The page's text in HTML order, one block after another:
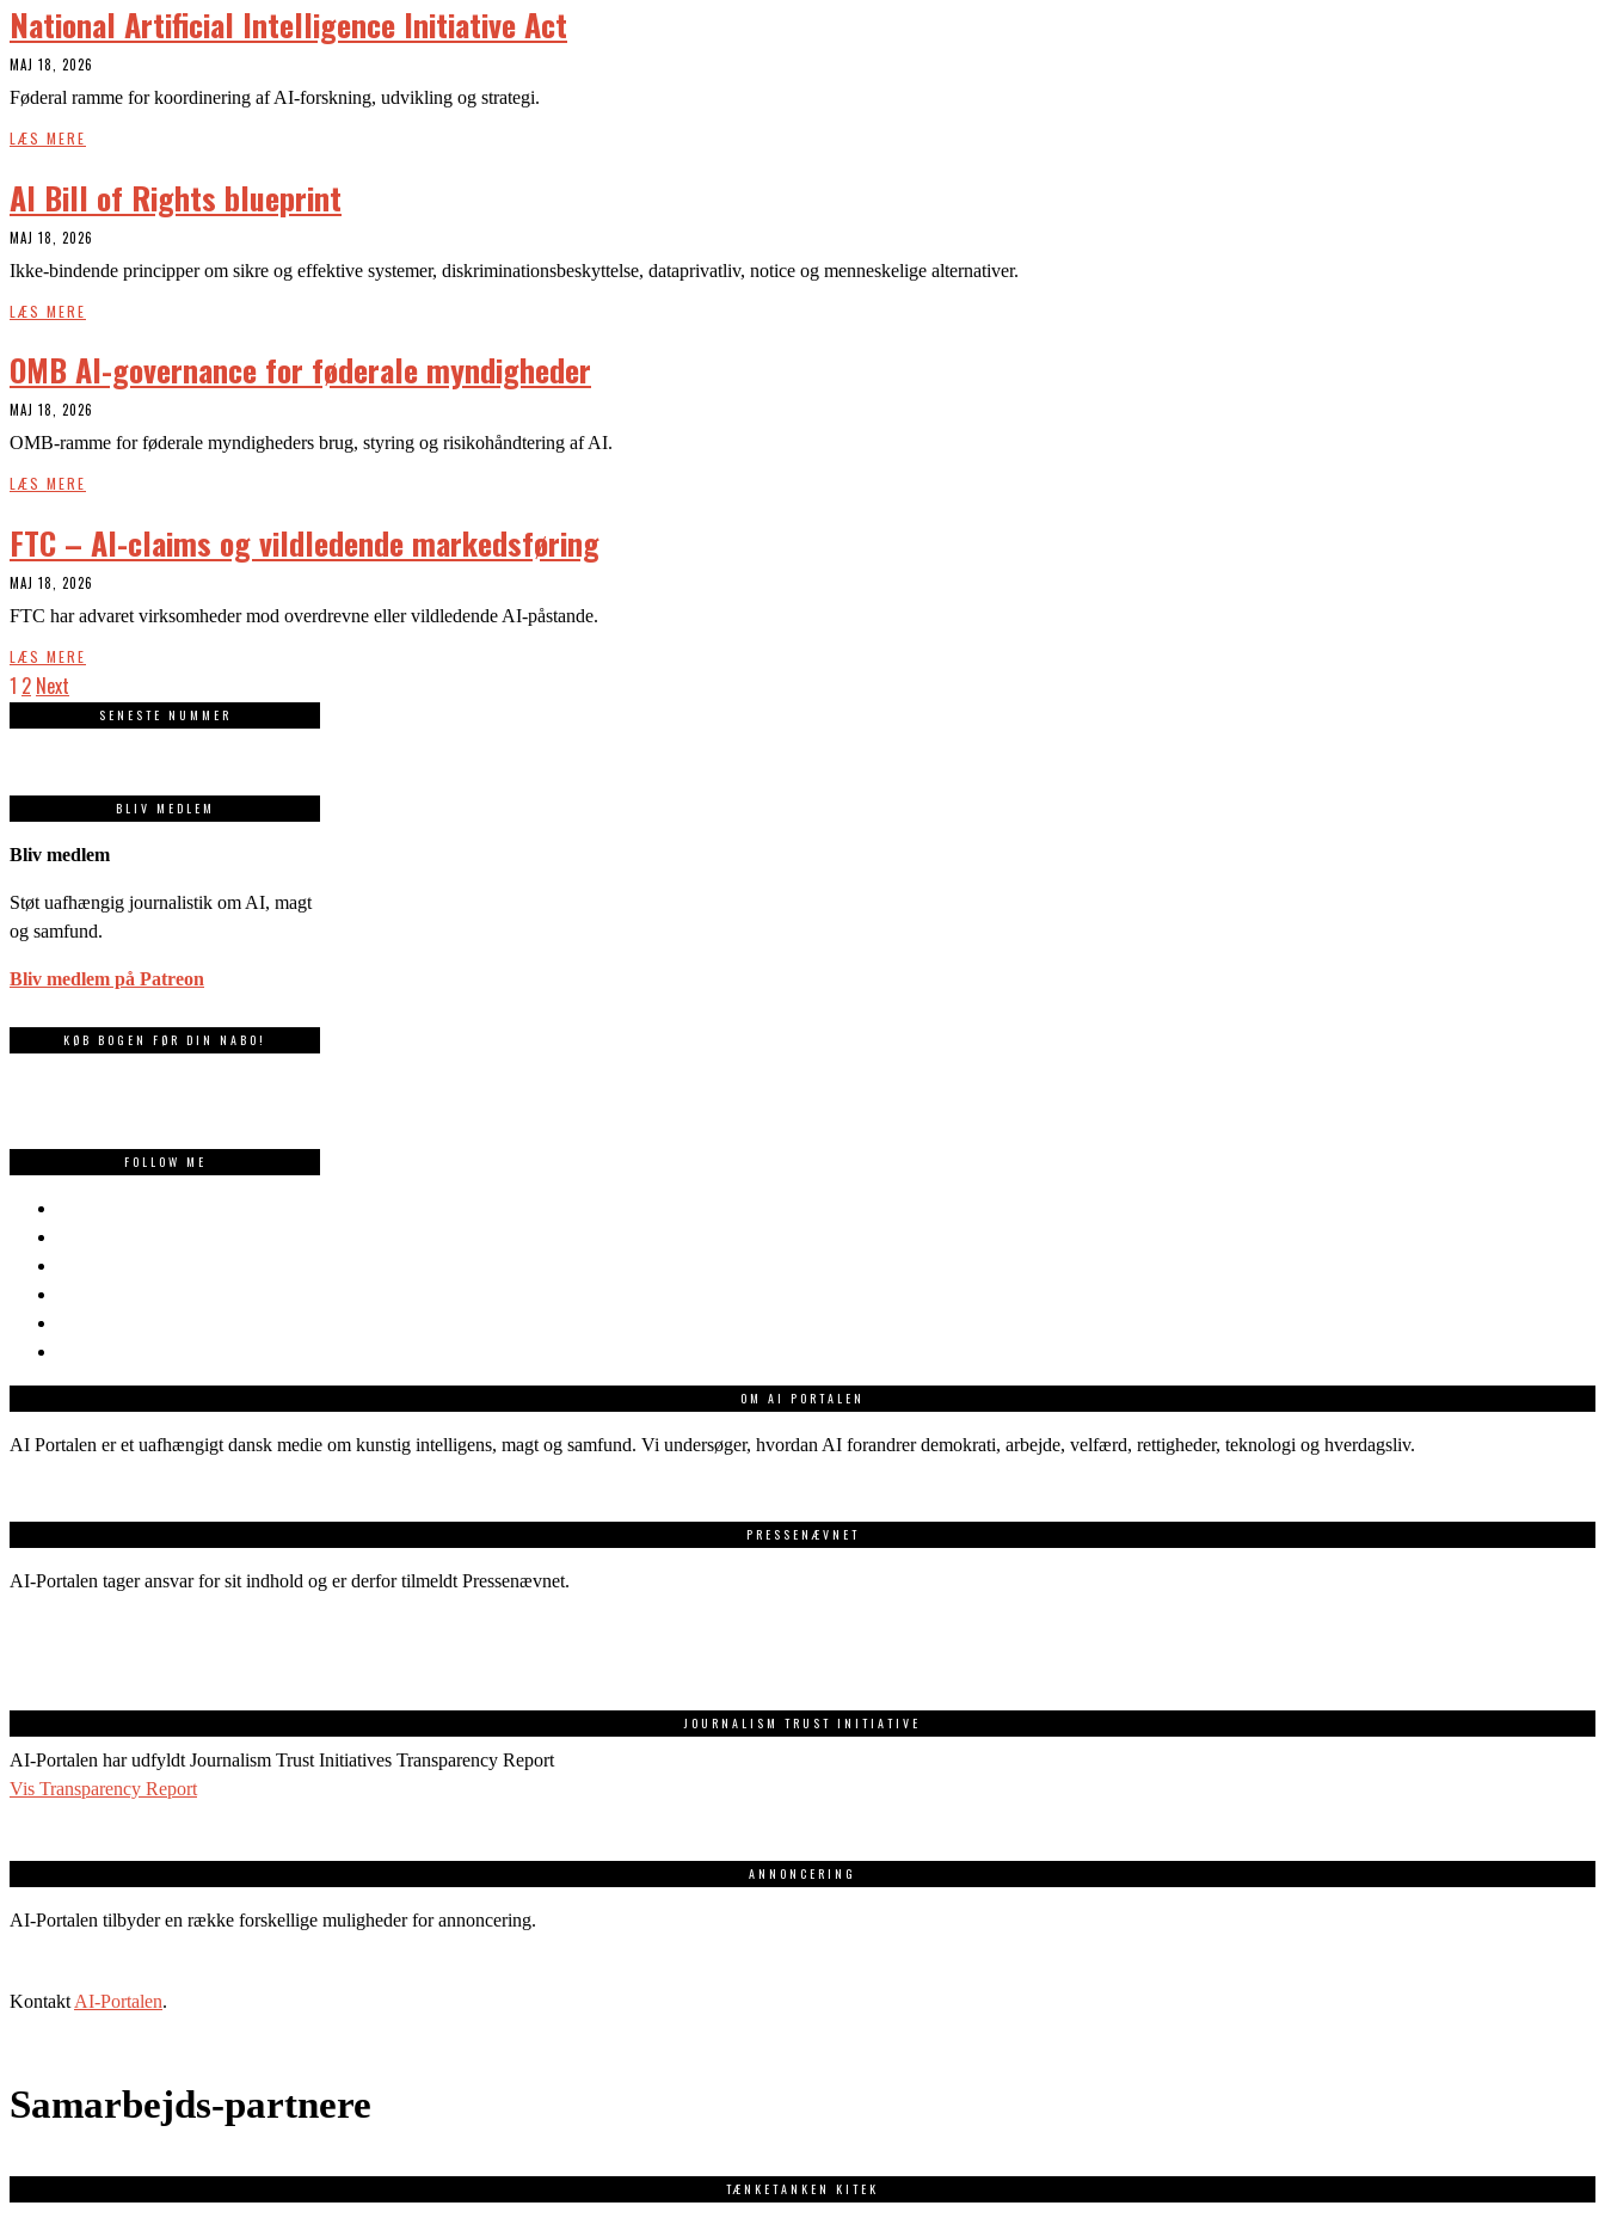
National Artificial Intelligence Initiative Act
MAJ 18, 2026
Føderal ramme for koordinering af AI-forskning, udvikling og strategi.
LÆS MERE
AI Bill of Rights blueprint
MAJ 18, 2026
Ikke-bindende principper om sikre og effektive systemer, diskriminationsbeskyttelse, dataprivatliv, notice og menneskelige alternativer.
LÆS MERE
OMB AI-governance for føderale myndigheder
MAJ 18, 2026
OMB-ramme for føderale myndigheders brug, styring og risikohåndtering af AI.
LÆS MERE
FTC – AI-claims og vildledende markedsføring
MAJ 18, 2026
FTC har advaret virksomheder mod overdrevne eller vildledende AI-påstande.
LÆS MERE
1 2 Next
SENESTE NUMMER
BLIV MEDLEM
Bliv medlem
Støt uafhængig journalistik om AI, magt
og samfund.
Bliv medlem på Patreon
KØB BOGEN FØR DIN NABO!
FOLLOW ME
OM AI PORTALEN
AI Portalen er et uafhængigt dansk medie om kunstig intelligens, magt og samfund. Vi undersøger, hvordan AI forandrer demokrati, arbejde, velfærd, rettigheder, teknologi og hverdagsliv.
PRESSENÆVNET
AI-Portalen tager ansvar for sit indhold og er derfor tilmeldt Pressenævnet.
JOURNALISM TRUST INITIATIVE
AI-Portalen har udfyldt Journalism Trust Initiatives Transparency Report
Vis Transparency Report
ANNONCERING
AI-Portalen tilbyder en række forskellige muligheder for annoncering.
Kontakt AI-Portalen.
Samarbejds-partnere
TÆNKETANKEN KITEK